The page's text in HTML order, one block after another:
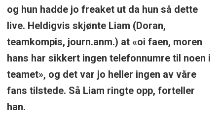
og hun hadde jo freaket ut da hun så dette
live. Heldigvis skjønte Liam (Doran,
teamkompis, journ.anm.) at «oi faen, moren
hans har sikkert ingen telefonnumre til noen i
teamet», og det var jo heller ingen av våre
fans tilstede. Så Liam ringte opp, forteller
han.